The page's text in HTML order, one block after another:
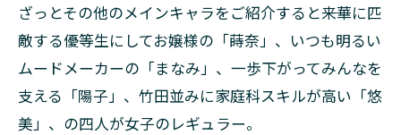
ざっとその他のメインキャラをご紹介すると――来華に匹
敵する優等生にしてお嬢様の「蒔奈」、いつも明るい
ムードメーカーの「まなみ」、一歩下がってみんなを
支える「陽子」、竹田並みに家庭科スキルが高い「悠
美」、の四人が女子のレギュラー。